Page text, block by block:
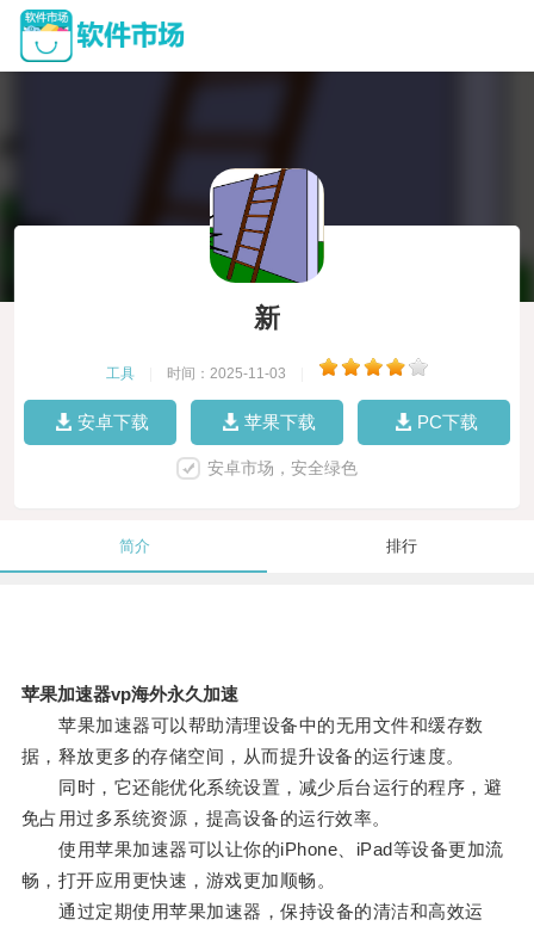
新
工具 时间：2025-11-03
安卓下载 苹果下载 PC下载
安卓市场，安全绿色
简介 排行
苹果加速器vp海外永久加速
苹果加速器可以帮助清理设备中的无用文件和缓存数
据，释放更多的存储空间，从而提升设备的运行速度。
同时，它还能优化系统设置，减少后台运行的程序，避
免占用过多系统资源，提高设备的运行效率。
使用苹果加速器可以让你的iPhone、iPad等设备更加流
畅，打开应用更快速，游戏更加顺畅。
通过定期使用苹果加速器，保持设备的清洁和高效运